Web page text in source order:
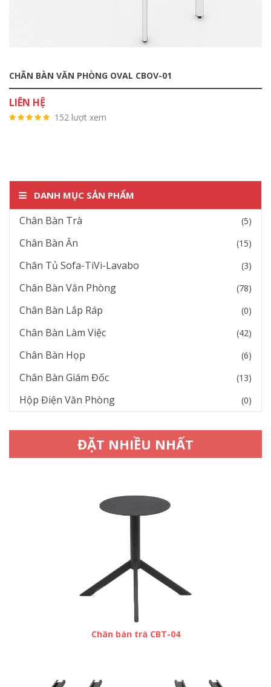
DANH MỤC SẢN PHẨM
Chân Bàn Trà (5)
Chân Bàn Ăn (15)
Chân Tủ Sofa-TiVi-Lavabo (3)
Chân Bàn Văn Phòng (78)
Chân Bàn Lắp Ráp (0)
Chân Bàn Làm Việc (42)
Chân Bàn Họp (6)
Chân Bàn Giám Đốc (13)
Hộp Điện Văn Phòng (0)
ĐẶT NHIỀU NHẤT
Chân bàn trà CBT-04
CHÂN BÀN VĂN PHÒNG OVAL CBOV-01
LIÊN HỆ
152 lượt xem